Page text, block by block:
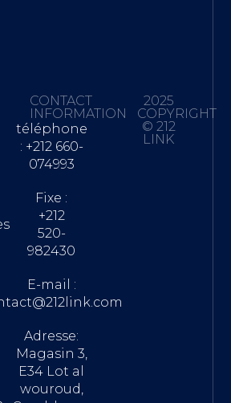
CONTACT
INFORMATION
téléphone
: +212 660-
074993
Fixe :
+212
520-
982430
E-mail :
Adresse:
Magasin 3,
E34 Lot al
wouroud,
2025
COPYRIGHT
© 212
LINK